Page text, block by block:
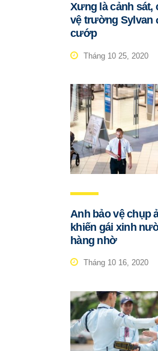
Xưng là cảnh sát,
vệ trường Sylvan
cướp
Tháng 10 25, 2020
Anh bảo vệ chụp
khiến gái xinh
hàng nhờ
Tháng 10 16, 2020